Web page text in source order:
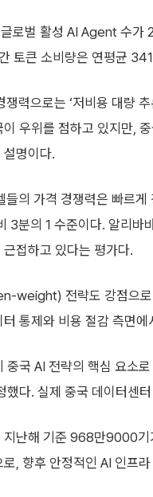
로벌 활성 AI Agent 수
토큰 소비량은 연평균
쟁력으로는 ‘저비용 대량
우위를 점하고 있지만,
설명이다.
들의 가격 경쟁력은 빠르
3분의 1 수준이다. 알리
접하고 있다는 평가다.
weight) 전략도 강점으로
통제와 비용 절감 측면
중국 AI 전략의 핵심 요소
했다. 실제 중국 데이터센
지난해 기준 968만9000기
, 향후 안정적인 AI 인프